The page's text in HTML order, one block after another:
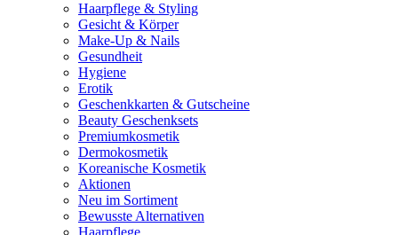
Haarpflege & Styling
Gesicht & Körper
Make-Up & Nails
Gesundheit
Hygiene
Erotik
Geschenkkarten & Gutscheine
Beauty Geschenksets
Premiumkosmetik
Dermokosmetik
Koreanische Kosmetik
Aktionen
Neu im Sortiment
Bewusste Alternativen
Haarpflege